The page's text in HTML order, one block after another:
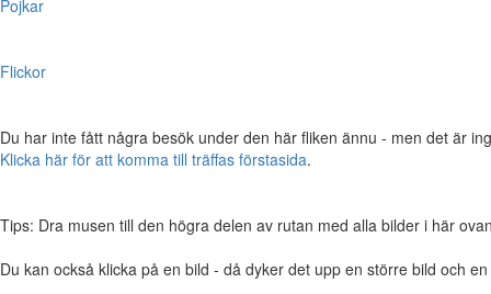
Pojkar
Flickor
Du har inte fått några besök under den här fliken ännu - men det är
Klicka här för att komma till träffas förstasida.
Tips: Dra musen till den högra delen av rutan med alla bilder i här
Du kan också klicka på en bild - då dyker det upp en större bild och